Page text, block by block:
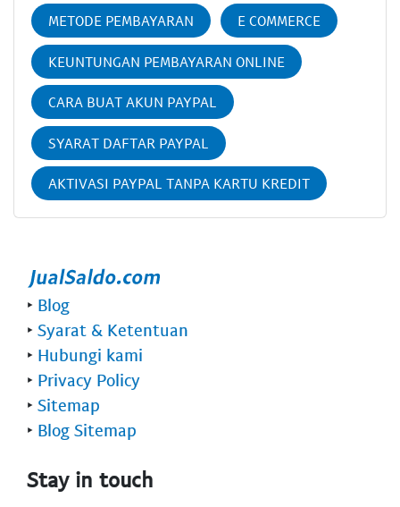
METODE PEMBAYARAN E COMMERCE
KEUNTUNGAN PEMBAYARAN ONLINE
CARA BUAT AKUN PAYPAL
SYARAT DAFTAR PAYPAL
AKTIVASI PAYPAL TANPA KARTU KREDIT
‣ Blog
‣ Syarat & Ketentuan
‣ Hubungi kami
‣ Privacy Policy
‣ Sitemap
‣ Blog Sitemap
Stay in touch